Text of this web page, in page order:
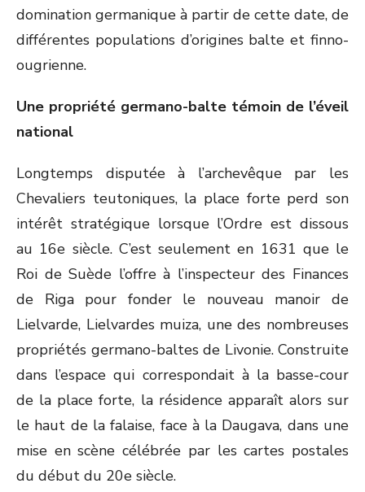
domination germanique à partir de cette date, de
différentes populations d’origines balte et finno-
ougrienne.
Une propriété germano-balte témoin de l’éveil
national
Longtemps disputée à l’archevêque par les
Chevaliers teutoniques, la place forte perd son
intérêt stratégique lorsque l’Ordre est dissous
au 16e siècle. C’est seulement en 1631 que le
Roi de Suède l’offre à l’inspecteur des Finances
de Riga pour fonder le nouveau manoir de
Lielvarde, Lielvardes muiza, une des nombreuses
propriétés germano-baltes de Livonie. Construite
dans l’espace qui correspondait à la basse-cour
de la place forte, la résidence apparaît alors sur
le haut de la falaise, face à la Daugava, dans une
mise en scène célébrée par les cartes postales
du début du 20e siècle.